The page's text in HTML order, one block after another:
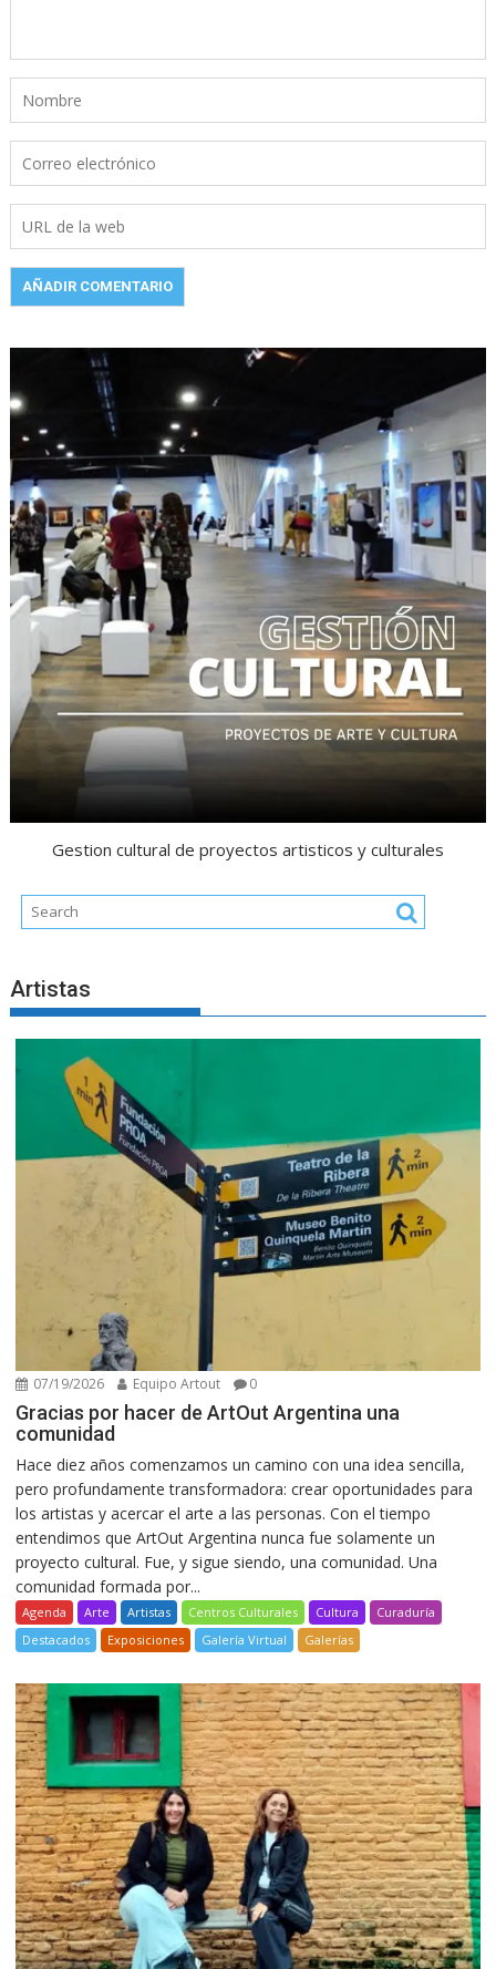
Gestion cultural de proyectos artisticos y culturales
Artistas
07/19/2026 Equipo Artout 0
Gracias por hacer de ArtOut Argentina una
comunidad
Hace diez años comenzamos un camino con una idea sencilla,
pero profundamente transformadora: crear oportunidades para
los artistas y acercar el arte a las personas. Con el tiempo
entendimos que ArtOut Argentina nunca fue solamente un
proyecto cultural. Fue, y sigue siendo, una comunidad. Una
comunidad formada por...
Agenda Arte Artistas Centros Culturales Cultura
Curaduría
Destacados
Exposiciones Galería Virtual Galerías